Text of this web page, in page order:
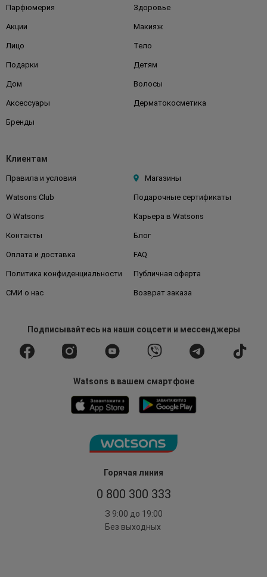
Горячая линия
0 800 300 333
З 9:00 до 19:00
Без выходных
Парфюмерия Здоровье
Акции Макияж
Лицо Тело
Подарки Детям
Дом Волосы
Аксессуары Дерматокосметика
Бренды
Клиентам
Правила и условия Магазины
Watsons Club Подарочные сертификаты
О Watsons Карьера в Watsons
Контакты Блог
Оплата и доставка FAQ
Политика конфиденциальности Публичная оферта
СМИ о нас Возврат заказа
Подписывайтесьна наши соцсети и мессенджеры
Watsons в вашем смартфоне